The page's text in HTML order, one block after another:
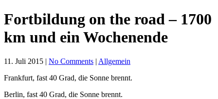
Fortbildung on the road – 1700
km und ein Wochenende
11. Juli 2015 | No Comments | Allgemein
Frankfurt, fast 40 Grad, die Sonne brennt.
Berlin, fast 40 Grad, die Sonne brennt.